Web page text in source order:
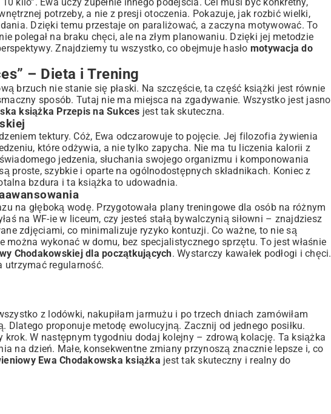
potrzeby, a nie z presji otoczenia. Pokazuje, jak rozbić wielki,
Dzięki temu przestaje on paraliżować, a zaczyna motywować. To
polegał na braku chęci, ale na złym planowaniu. Dzięki jej metodzie
Znajdziemy tu wszystko, co obejmuje hasło motywacja do
– Dieta i Trening
brzuch nie stanie się płaski. Na szczęście, ta część książki jest równie
sposób. Tutaj nie ma miejsca na zgadywanie. Wszystko jest jasno
książka Przepis na Sukces jest tak skuteczna.
tektury. Cóż, Ewa odczarowuje to pojęcie. Jej filozofia żywienia
które odżywia, a nie tylko zapycha. Nie ma tu liczenia kalorii z
jedzenia, słuchania swojego organizmu i komponowania
proste, szybkie i oparte na ogólnodostępnych składnikach. Koniec z
bzdura i ta książka to udowadnia.
na głęboką wodę. Przygotowała plany treningowe dla osób na różnym
na WF-ie w liceum, czy jesteś stałą bywalczynią siłowni – znajdziesz
zdjęciami, co minimalizuje ryzyko kontuzji. Co ważne, to nie są
można wykonać w domu, bez specjalistycznego sprzętu. To jest właśnie
Chodakowskiej dla początkujących. Wystarczy kawałek podłogi i chęci.
utrzymać regularność.
z lodówki, nakupiłam jarmużu i po trzech dniach zamówiłam
Dlatego proponuje metodę ewolucyjną. Zacznij od jednego posiłku.
krok. W następnym tygodniu dodaj kolejny – zdrową kolację. Ta książka
na dzień. Małe, konsekwentne zmiany przynoszą znacznie lepsze i, co
Ewa Chodakowska książka jest tak skuteczny i realny do